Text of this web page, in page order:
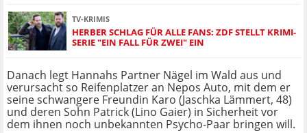
TV-KRIMIS
HERBER SCHLAG FÜR ALLE FANS: ZDF STELLT KRIMI-
SERIE "EIN FALL FÜR ZWEI" EIN
Danach legt Hannahs Partner Nägel im Wald aus und
verursacht so Reifenplatzer an Nepos Auto, mit dem er
seine schwangere Freundin Karo (Jaschka Lämmert, 48)
und deren Sohn Patrick (Lino Gaier) in Sicherheit vor
dem ihnen noch unbekannten Psycho-Paar bringen will.